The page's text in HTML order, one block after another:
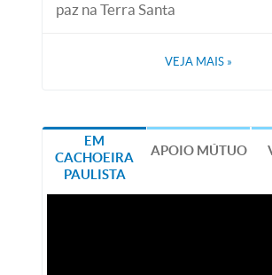
paz na Terra Santa
VEJA MAIS »
EM
CACHOEIRA
PAULISTA
APOIO MÚTUO